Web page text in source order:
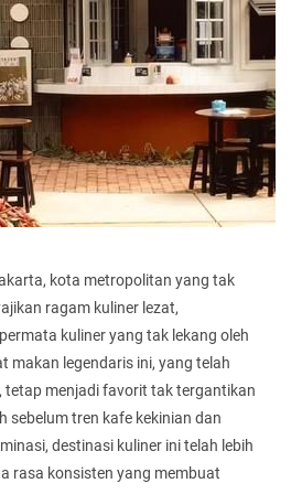
kota metropolitan yang tak
ragam kuliner lezat,
kuliner yang tak lekang oleh
makan legendaris ini, yang telah
tetap menjadi favorit tak tergantikan
sebelum tren kafe kekinian dan
destinasi kuliner ini telah lebih
rasa konsisten yang membuat